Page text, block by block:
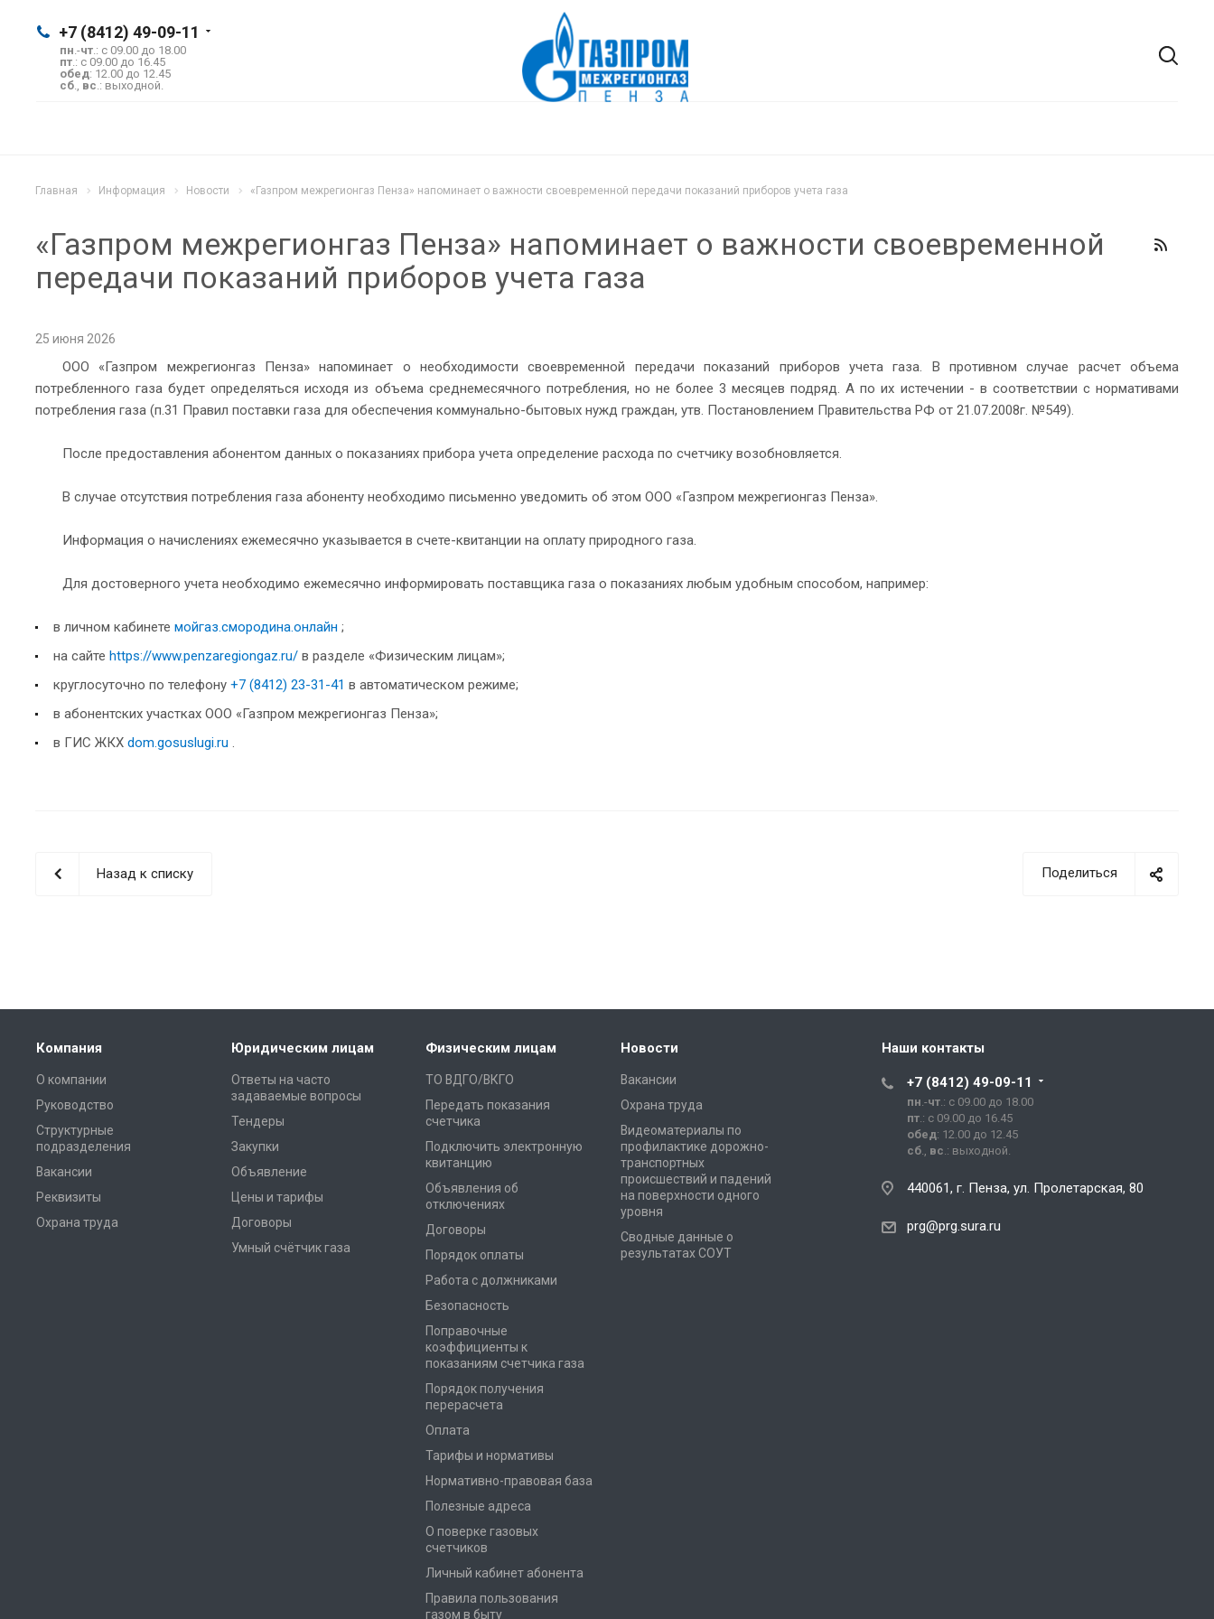
+7 (8412) 49-09-11
пн.-чт.: с 09.00 до 18.00
пт.: с 09.00 до 16.45
обед: 12.00 до 12.45
сб., вс.: выходной.
Главная Информация Новости «Газпром межрегионгаз Пенза» напоминает о важности своевременной передачи показаний приборов учета газа
«Газпром межрегионгаз Пенза» напоминает о важности своевременной
передачи показаний приборов учета газа
25 июня 2026
ООО «Газпром межрегионгаз Пенза» напоминает о необходимости своевременной передачи показаний приборов учета газа. В противном случае расчет объема
потребленного газа будет определяться исходя из объема среднемесячного потребления, но не более 3 месяцев подряд. А по их истечении - в соответствии с нормативами
потребления газа (п.31 Правил поставки газа для обеспечения коммунально-бытовых нужд граждан, утв. Постановлением Правительства РФ от 21.07.2008г. №549).
После предоставления абонентом данных о показаниях прибора учета определение расхода по счетчику возобновляется.
В случае отсутствия потребления газа абоненту необходимо письменно уведомить об этом ООО «Газпром межрегионгаз Пенза».
Информация о начислениях ежемесячно указывается в счете-квитанции на оплату природного газа.
Для достоверного учета необходимо ежемесячно информировать поставщика газа о показаниях любым удобным способом, например:
в личном кабинете мойгаз.смородина.онлайн ;
на сайте https://www.penzaregiongaz.ru/ в разделе «Физическим лицам»;
круглосуточно по телефону +7 (8412) 23-31-41 в автоматическом режиме;
в абонентских участках ООО «Газпром межрегионгаз Пенза»;
в ГИС ЖКХ dom.gosuslugi.ru .
Поделиться
Назад к списку
Компания
О компании
Руководство
Структурные
подразделения
Вакансии
Реквизиты
Охрана труда
Юридическим лицам
Ответы на часто
задаваемые вопросы
Тендеры
Закупки
Объявление
Цены и тарифы
Договоры
Умный счётчик газа
Физическим лицам
ТО ВДГО/ВКГО
Передать показания
счетчика
Подключить электронную
квитанцию
Объявления об
отключениях
Договоры
Порядок оплаты
Работа с должниками
Безопасность
Поправочные
коэффициенты к
показаниям счетчика газа
Порядок получения
перерасчета
Оплата
Тарифы и нормативы
Нормативно-правовая база
Полезные адреса
О поверке газовых
счетчиков
Личный кабинет абонента
Правила пользования
газом в быту
Новости
Вакансии
Охрана труда
Видеоматериалы по
профилактике дорожно-
транспортных
происшествий и падений
на поверхности одного
уровня
Сводные данные о
результатах СОУТ
Наши контакты
+7 (8412) 49-09-11
пн .-чт.: с 09.00 до 18.00
пт.: с 09.00 до 16.45
обед: 12.00 до 12.45
сб., вс .: выходной.
440061, г. Пенза, ул. Пролетарская, 80
prg@prg.sura.ru